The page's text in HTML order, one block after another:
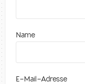
Name
E-Mail-Adresse